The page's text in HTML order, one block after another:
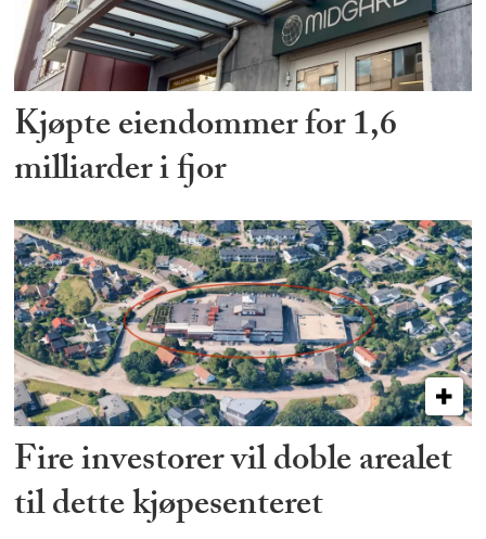
Kjøpte eiendommer for 1,6
milliarder i fjor
Fire investorer vil doble arealet
til dette kjøpesenteret